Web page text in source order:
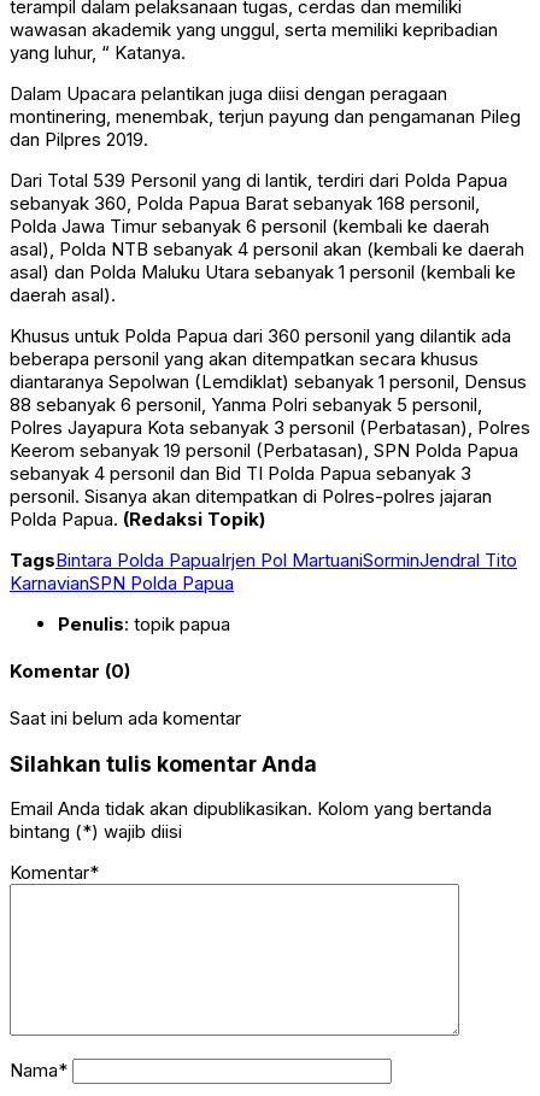
terampil dalam pelaksanaan tugas, cerdas dan memiliki
wawasan akademik yang unggul, serta memiliki kepribadian
yang luhur, “ Katanya.
Dalam Upacara pelantikan juga diisi dengan peragaan
montinering, menembak, terjun payung dan pengamanan Pileg
dan Pilpres 2019.
Dari Total 539 Personil yang di lantik, terdiri dari Polda Papua
sebanyak 360, Polda Papua Barat sebanyak 168 personil,
Polda Jawa Timur sebanyak 6 personil (kembali ke daerah
asal), Polda NTB sebanyak 4 personil akan (kembali ke daerah
asal) dan Polda Maluku Utara sebanyak 1 personil (kembali ke
daerah asal).
Khusus untuk Polda Papua dari 360 personil yang dilantik ada
beberapa personil yang akan ditempatkan secara khusus
diantaranya Sepolwan (Lemdiklat) sebanyak 1 personil, Densus
88 sebanyak 6 personil, Yanma Polri sebanyak 5 personil,
Polres Jayapura Kota sebanyak 3 personil (Perbatasan), Polres
Keerom sebanyak 19 personil (Perbatasan), SPN Polda Papua
sebanyak 4 personil dan Bid TI Polda Papua sebanyak 3
personil. Sisanya akan ditempatkan di Polres-polres jajaran
Polda Papua. (Redaksi Topik)
TagsBintara Polda PapuaIrjen Pol MartuaniSorminJendral Tito
KarnavianSPN Polda Papua
Penulis: topik papua
Komentar (0)
Saat ini belum ada komentar
Silahkan tulis komentar Anda
Email Anda tidak akan dipublikasikan. Kolom yang bertanda
bintang (*) wajib diisi
Komentar*
Nama*